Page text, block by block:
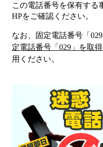
この電話番号を保有する
HPをご確認ください。
なお、固定電話番号「 029
定電話番号「 029 」を取
用ください。